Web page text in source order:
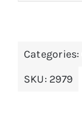
Categories:
SKU: 2979